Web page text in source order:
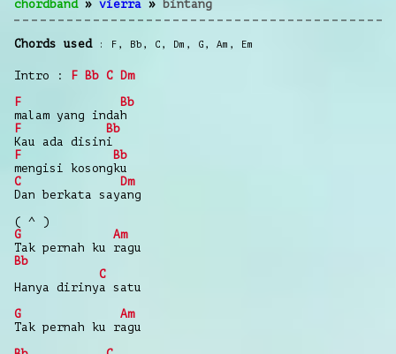
chordband» vierra »bintang
Chords used F , Bb , C , Dm , G , Am , Em
Intro : F Bb C Dm
F
Bb
malam yang indah
F
Bb
Kau ada disini
F
Bb
mengisi kosongku
C
Dm
Dan berkata sayang
( ^ )
G
Am
Tak pernah ku ragu
Bb
C
Hanya dirinya satu
G
Am
Tak pernah ku ragu